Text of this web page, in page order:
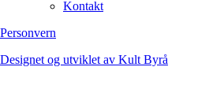
Kontakt
Personvern
Designet og utviklet av Kult Byrå